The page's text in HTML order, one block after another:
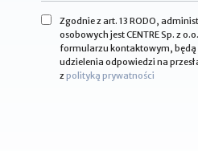
Zgodnie z art. 13 RODO,
osobowych jest CENTRE Sp. z
formularzu kontaktowym, będą
udzielenia odpowiedzi na
zpolityką prywatności